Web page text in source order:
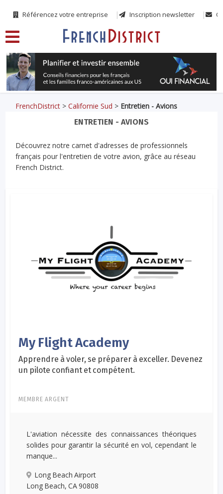
Référencez votre entreprise Inscription newsletter
FrenchDistrict >Californie Sud > Entretien - Avions
ENTRETIEN - AVIONS
Découvrez notre carnet d'adresses de professionnels
français pour l'entretien de votre avion, grâce au réseau
French District.
My Flight Academy
Apprendre à voler, se préparer à exceller. Devenez
un pilote confiant et compétent.
MEMBRE ARGENT
L'aviation nécessite des connaissances théoriques
solides pour garantir la sécurité en vol, cependant le
manque...
Long Beach Airport
Long Beach, CA 90808